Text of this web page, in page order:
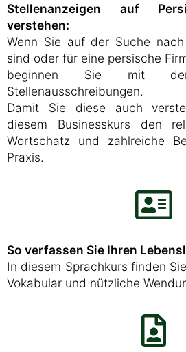
Stellenanzeigen auf
verstehen:
Wenn Sie auf der Suche
sind oder für eine persische
beginnen Sie mit
Stellenausschreibungen.
Damit Sie diese auch
diesem Businesskurs den
Wortschatz und zahlreiche
Praxis.
So verfassen Sie Ihren
In diesem Sprachkurs finden
Vokabular und nützliche